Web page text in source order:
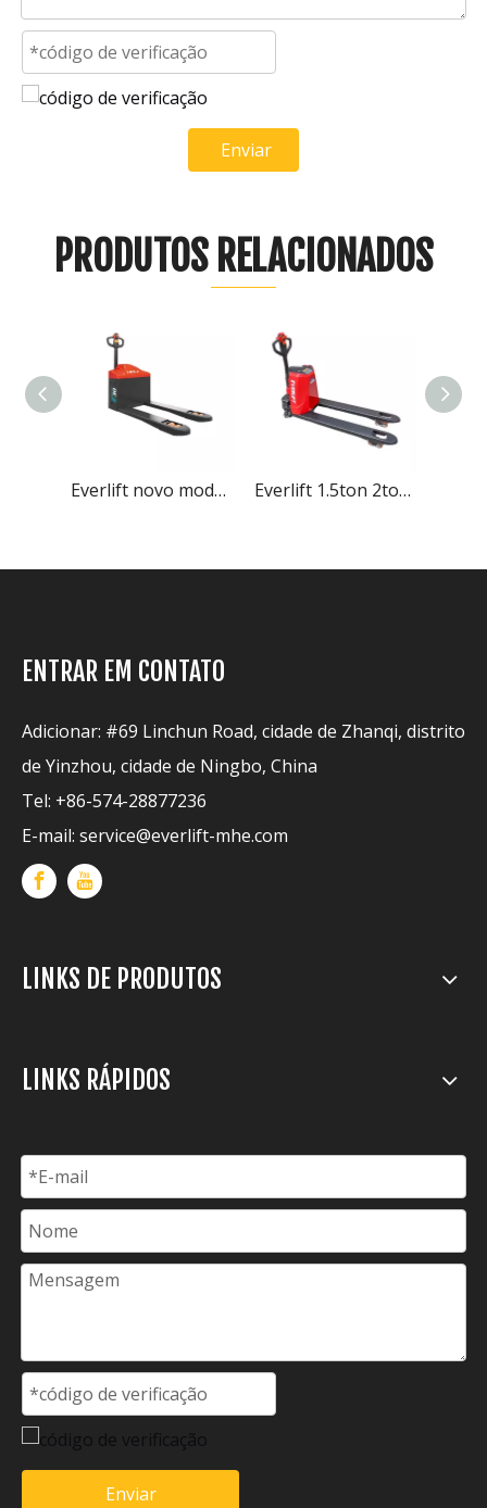
Enviar
PRODUTOS RELACIONADOS
Everlift novo modelo 3 toneladas fora de estrada porta-paletes elétrica porta-paletes Everlift 1.5ton 2ton Altura de Elevação 200mm Lítio Porta-paletes Elétrico Alimentado por Bateria
ENTRAR EM CONTATO
Adicionar: #69 Linchun Road, cidade de Zhanqi, distrito
de Yinzhou, cidade de Ningbo, China
Tel: +86-574-28877236
E-mail: service@everlift-mhe.com
LINKS DE PRODUTOS
LINKS RÁPIDOS
Enviar